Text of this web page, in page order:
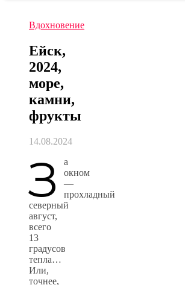
Вдохновение
Ейск,
2024,
море,
камни,
фрукты
14.08.2024
З
а
окном
—
прохладный
северный
август,
всего
13
градусов
тепла…
Или,
точнее,